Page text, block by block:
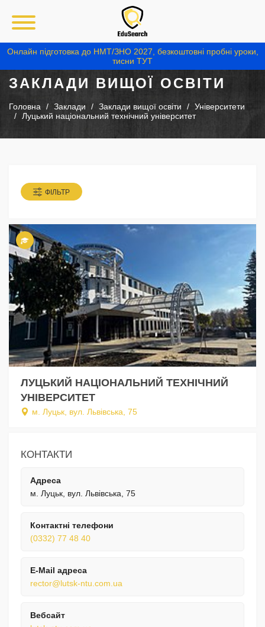
Онлайн підготовка до НМТ/ЗНО 2027, безкоштовні пробні уроки,
тисни ТУТ
ЗАКЛАДИ ВИЩОЇ ОСВІТИ
Головна Заклади Заклади вищої освіти
Університети
Луцький національний технічний університет
ФІЛЬТР
ЛУЦЬКИЙ НАЦІОНАЛЬНИЙ ТЕХНІЧНИЙ
УНІВЕРСИТЕТ
м. Луцьк, вул. Львівська, 75
КОНТАКТИ
Адреса
м. Луцьк, вул. Львівська, 75
Контактні телефони
(0332) 77 48 40
E-Mail адреса
rector@lutsk-ntu.com.ua
Вебсайт